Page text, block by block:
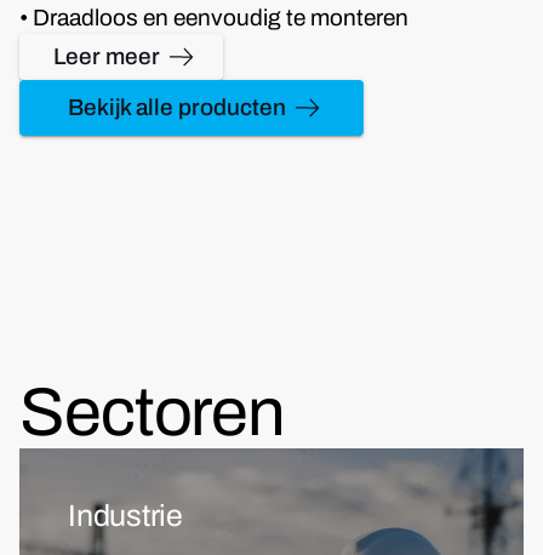
• Draadloos en eenvoudig te monteren
Leer meer
Bekijk alle producten
Sectoren
Industrie